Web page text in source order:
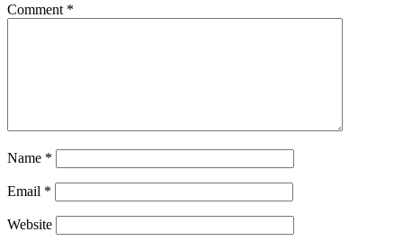
Comment *
Name *
Email *
Website